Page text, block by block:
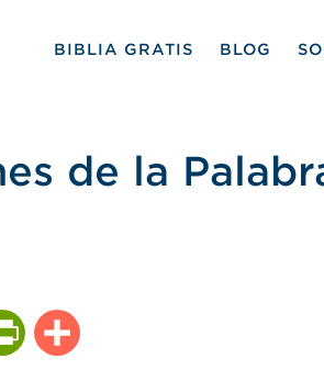
BIBLIA GRATIS BLOG
de la
PrintFriendly